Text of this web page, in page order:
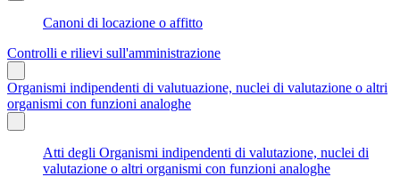
Canoni di locazione o affitto
Controlli e rilievi sull'amministrazione
Organismi indipendenti di valutuazione, nuclei di valutazione o altri
organismi con funzioni analoghe
Atti degli Organismi indipendenti di valutazione, nuclei di
valutazione o altri organismi con funzioni analoghe